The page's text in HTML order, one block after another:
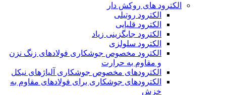
الکترود های روکش دار
الکترود روتیلی
الکترود قلیایی
الکترود جایگزینی زیاد
الکترود سلولزی
الکترود مخصوص جوشکاری فولادهای زنگ نزن
و مقاوم به حرارت
الکترودهای مخصوص جوشکاری آلیاژهای نیکل
الکترودهای جوشکاری برای فولادهای مقاوم به
خزش